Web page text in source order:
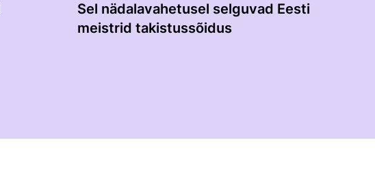
Sel nädalavahetusel selguvad Eesti
meistrid takistussõidus